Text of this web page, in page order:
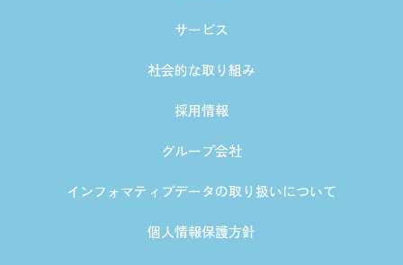
サービス
社会的な取り組み
採用情報
グループ会社
インフォマティブデータの取り扱いについて
個人情報保護方針